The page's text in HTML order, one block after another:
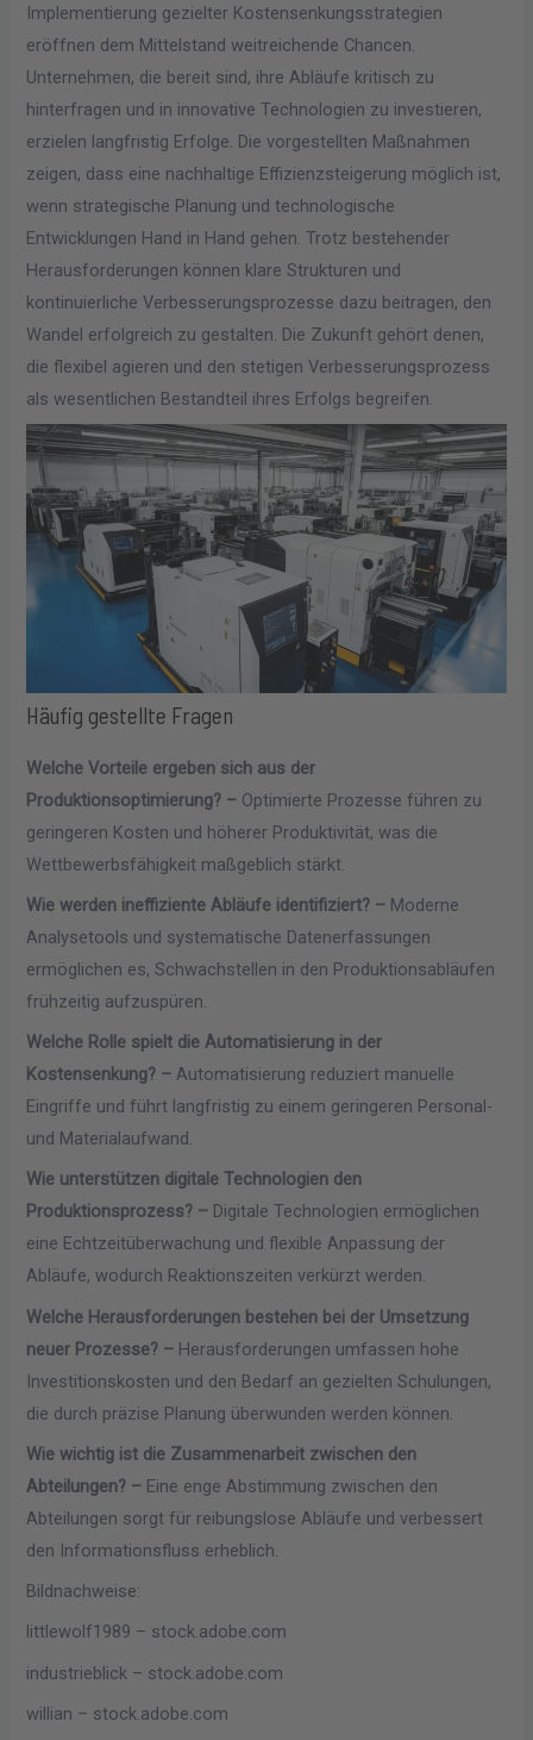
Implementierung gezielter Kostensenkungsstrategien
eröffnen dem Mittelstand weitreichende Chancen.
Unternehmen, die bereit sind, ihre Abläufe kritisch zu
hinterfragen und in innovative Technologien zu investieren,
erzielen langfristig Erfolge. Die vorgestellten Maßnahmen
zeigen, dass eine nachhaltige Effizienzsteigerung möglich ist,
wenn strategische Planung und technologische
Entwicklungen Hand in Hand gehen. Trotz bestehender
Herausforderungen können klare Strukturen und
kontinuierliche Verbesserungsprozesse dazu beitragen, den
Wandel erfolgreich zu gestalten. Die Zukunft gehört denen,
die flexibel agieren und den stetigen Verbesserungsprozess
als wesentlichen Bestandteil ihres Erfolgs begreifen.
Häufig gestellte Fragen
Welche Vorteile ergeben sich aus der
Produktionsoptimierung? – Optimierte Prozesse führen zu
geringeren Kosten und höherer Produktivität, was die
Wettbewerbsfähigkeit maßgeblich stärkt.
Wie werden ineffiziente Abläufe identifiziert? – Moderne
Analysetools und systematische Datenerfassungen
ermöglichen es, Schwachstellen in den Produktionsabläufen
frühzeitig aufzuspüren.
Welche Rolle spielt die Automatisierung in der
Kostensenkung? –Automatisierung reduziert manuelle
Eingriffe und führt langfristig zu einem geringeren Personal-
und Materialaufwand.
Wie unterstützen digitale Technologien den
Produktionsprozess? – Digitale Technologien ermöglichen
eine Echtzeitüberwachung und flexible Anpassung der
Abläufe, wodurch Reaktionszeiten verkürzt werden.
Welche Herausforderungen bestehen bei der Umsetzung
neuer Prozesse? – Herausforderungen umfassen hohe
Investitionskosten und den Bedarf an gezielten Schulungen,
die durch präzise Planung überwunden werden können.
Wie wichtig ist die Zusammenarbeit zwischen den
Abteilungen? – Eine enge Abstimmung zwischen den
Abteilungen sorgt für reibungslose Abläufe und verbessert
den Informationsfluss erheblich.
Bildnachweise:
littlewolf1989 – stock.adobe.com
industrieblick – stock.adobe.com
willian – stock.adobe.com